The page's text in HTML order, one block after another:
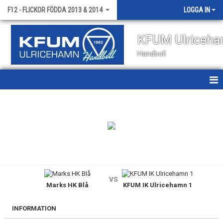
F12 - FLICKOR FÖDDA 2013 & 2014 LOGGA IN
KFUM
Handboll
BILDGALLERI
Marks HK Blå
vs
KFUM IK Ulricehamn 1
INFORMATION